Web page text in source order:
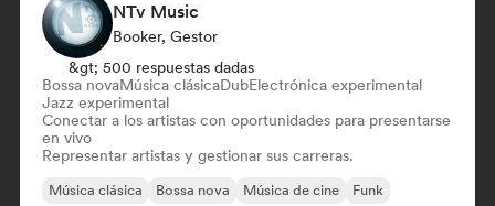
NTv Music
Booker, Gestor
&gt; 500 respuestas dadas
Bossa novaMúsica clásicaDubElectrónica experimental
Jazz experimental
Conectar a los artistas con oportunidades para presentarse
en vivo
Representar artistas y gestionar sus carreras.
Música clásica Bossa nova Música de cine
Funk